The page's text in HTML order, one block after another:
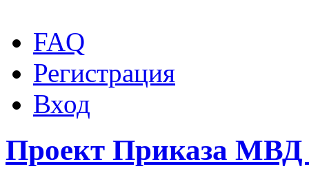
FAQ
Регистрация
Вход
Проект Приказа МВД